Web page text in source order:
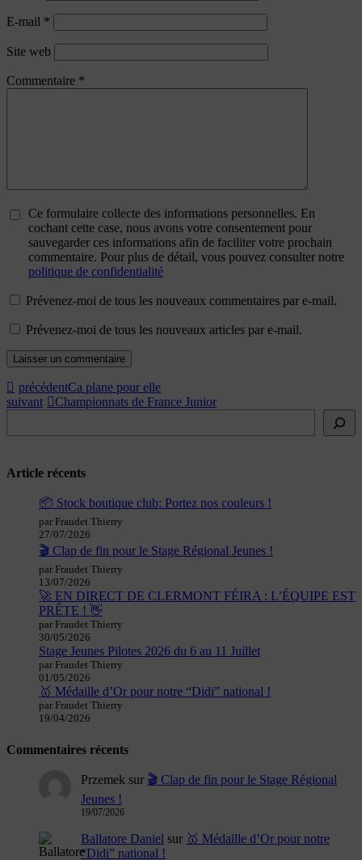
E-mail *
Site web
Commentaire *
Ce formulaire collecte des informations personnelles. En
cochant cette case, nous avons votre consentement pour
sauvegarder ces informations afin de faciliter votre prochain
commentaire. Pour plus de détail, vous pouvez consulter notre
politique de confidentialité
Prévenez-moi de tous les nouveaux commentaires par e-mail.
Prévenez-moi de tous les nouveaux articles par e-mail.
précédentCa plane pour elle
suivant
Championnats de France Junior
Article récents
📦 Stock boutique club: Portez nos couleurs !
par Fraudet Thierry
27/07/2026
🎬 Clap de fin pour le Stage Régional Jeunes !
par Fraudet Thierry
13/07/2026
🚀 EN DIRECT DE CLERMONT FÉIRA : L’ÉQUIPE EST
PRÊTE ! 👋
par Fraudet Thierry
30/05/2026
Stage Jeunes Pilotes 2026 du 6 au 11 Juillet
par Fraudet Thierry
01/05/2026
🥇 Médaille d’Or pour notre “Didi” national !
par Fraudet Thierry
19/04/2026
Commentaires récents
Przemek sur 🎬 Clap de fin pour le Stage Régional
Jeunes !
19/07/2026
Ballatore Daniel sur 🥇 Médaille d’Or pour notre
“Didi” national !